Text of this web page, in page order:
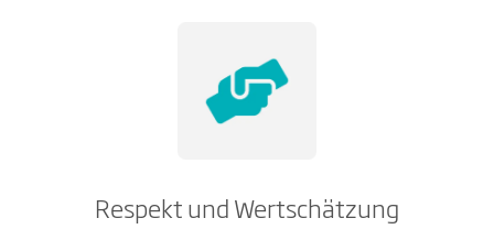
Respekt und Wertschätzung